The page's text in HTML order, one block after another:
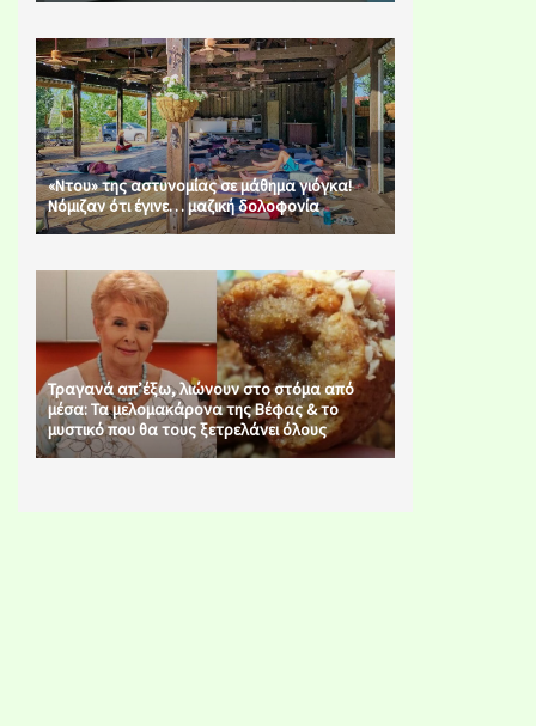
«Ντου» της αστυνομίας σε μάθημα γιόγκα!
Νόμιζαν ότι έγινε… μαζική δολοφονία
Τραγανά απ’έξω, λιώνουν στο στόμα από
μέσα: Τα μελομακάρονα της Βέφας & το
μυστικό που θα τους ξετρελάνει όλους